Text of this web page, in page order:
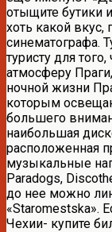
отыщите бутики
хоть какой вкус,
синематографа.
туристу для
атмосферу
ночной жизни
которым
большего
наибольшая
расположенная
музыкальные
Paradogs,
до нее можно
«Staromestska».
Чехии- купите